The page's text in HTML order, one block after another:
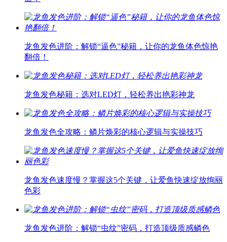
龙鱼发色进阶：解锁“逼色”秘籍，让你的龙鱼体色惊艳
翻倍！
龙鱼发色秘籍：选对LED灯，轻松养出艳彩神龙
龙鱼发色全攻略：鳞片焕彩的核心逻辑与实操技巧
龙鱼发色速度慢？掌握这5个关键，让爱鱼快速绽放绚丽
色彩
龙鱼发色进阶：解锁“虫纹”密码，打造顶级质感鳞色